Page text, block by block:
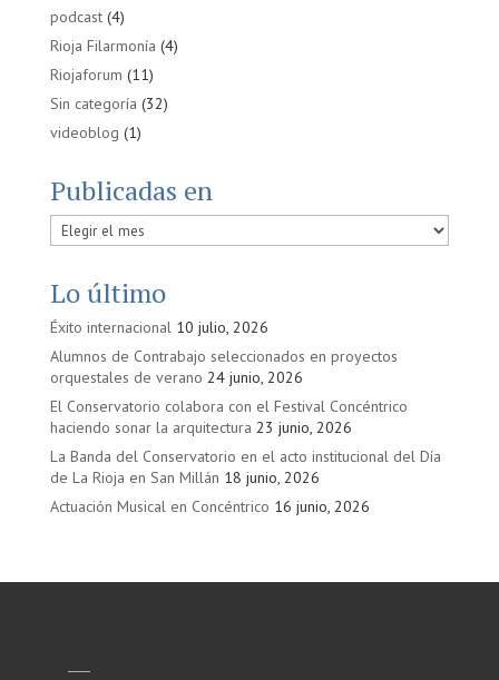
podcast(4)
Rioja Filarmonía (4)
Riojaforum (11)
Sin categoría (32)
videoblog (1)
Publicadas en
Publicadas
en
Lo último
Éxito internacional 10 julio, 2026
Alumnos de Contrabajo seleccionados en proyectos
orquestales de verano 24 junio, 2026
El Conservatorio colabora con el Festival Concéntrico
haciendo sonar la arquitectura 23 junio, 2026
La Banda del Conservatorio en el acto institucional del Día
de La Rioja en San Millán 18 junio, 2026
Actuación Musical en Concéntrico 16 junio, 2026